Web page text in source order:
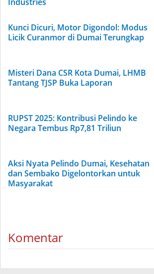
Kunci Dicuri, Motor Digondol: Modus
Licik Curanmor di Dumai Terungkap
Misteri Dana CSR Kota Dumai, LHMB
Tantang TJSP Buka Laporan
RUPST 2025: Kontribusi Pelindo ke
Negara Tembus Rp7,81 Triliun
Aksi Nyata Pelindo Dumai, Kesehatan
dan Sembako Digelontorkan untuk
Masyarakat
Komentar